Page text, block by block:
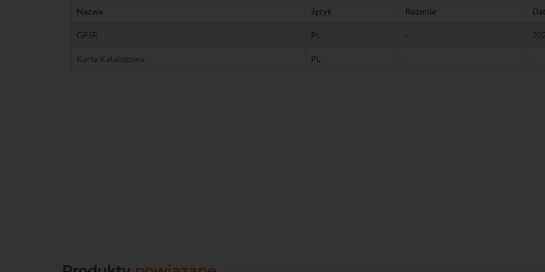
Nazwa Język Rozmiar
GPSR PL -
Karta Katalogowa PL - -